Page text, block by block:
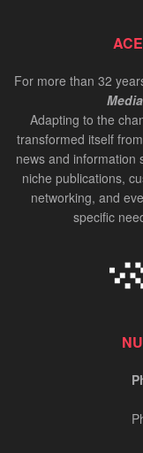
For more than 32
Media
Adapting to the
transformed itself
news and information
niche publications,
networking, and
specific